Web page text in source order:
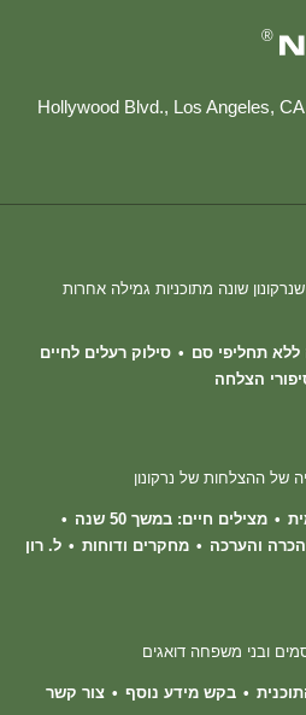
®
, Los Angeles, CA
שונה מתוכניות גמילה אחרות
ללא תחליפי סם
סילוק רעלים לחיים
הצלחה
של ההצלחות של נרקונון
מצילים חיים: במשך 50 שנה
הכרה והערכה מחקרים ודוחות
ל. רון
ובני משפחה דואגים
בקש מידע נוסף
צור קשר